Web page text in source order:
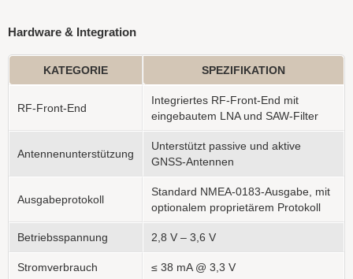
Hardware & Integration
KATEGORIE SPEZIFIKATION
RF-Front-End
Integriertes RF-Front-End mit
eingebautem LNA und SAW-Filter
Antennenunterstützung
Unterstützt passive und aktive
GNSS-Antennen
Ausgabeprotokoll
Standard NMEA-0183-Ausgabe, mit
optionalem proprietärem Protokoll
Betriebsspannung 2,8 V – 3,6 V
Stromverbrauch ≤ 38 mA @ 3,3 V